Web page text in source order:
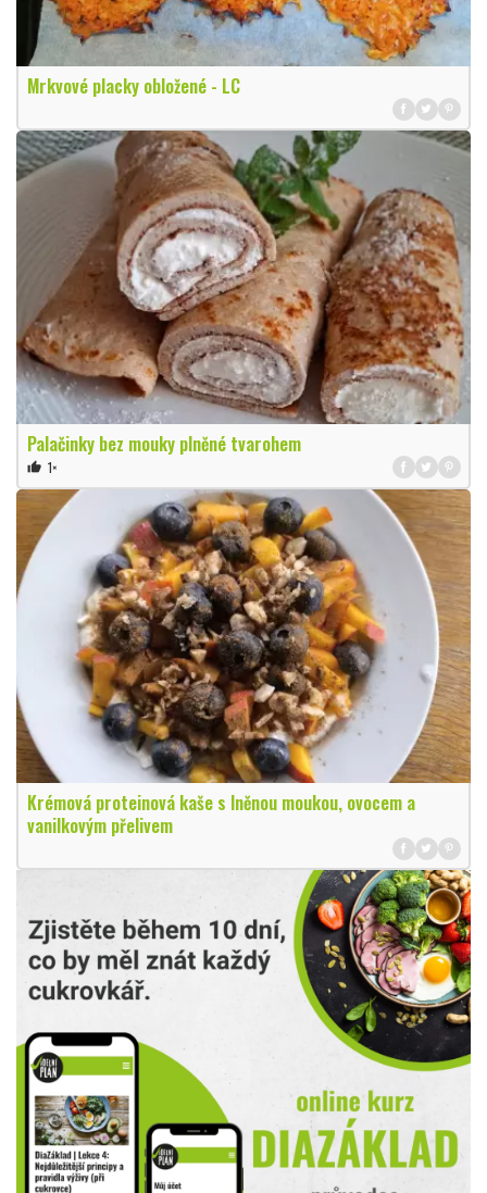
Mrkvové placky obložené - LC
Palačinky bez mouky plněné tvarohem
thumb_up 1×
Krémová proteinová kaše s lněnou moukou, ovocem a
vanilkovým přelivem